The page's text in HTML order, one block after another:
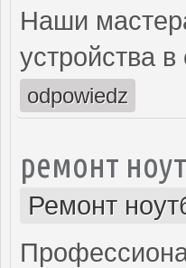
Наши
устройства
odpowiedz
ремонт
Ремонт